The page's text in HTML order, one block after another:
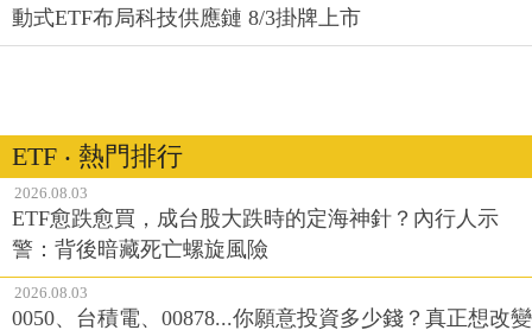
動式ETF布局科技供應鏈 8/3掛牌上市
ETF ‧ 熱門排行
2026.08.03
ETF愈跌愈買，成台股大跌時的定海神針？內行人示
警：背後暗藏死亡螺旋風險
2026.08.03
0050、台積電、00878...你願意投資多少錢？真正想改變